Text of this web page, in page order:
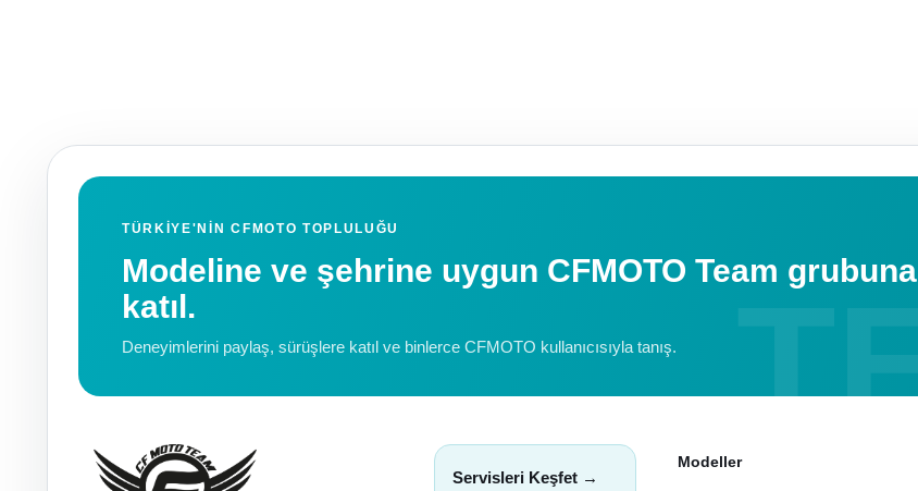
TÜRKIYE'NIN CFMOTO TOPLULUĞU
Modeline ve şehrine uygun CFMOTO Team grubuna
katıl.
Deneyimlerini paylaş, sürüşlere katıl ve binlerce CFMOTO kullanıcısıyla tanış.
Servisleri Keşfet →
Modeller